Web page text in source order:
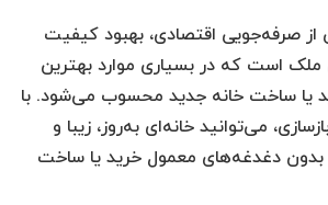
از صرفه‌جویی اقتصادی، بهبود کیفیت
ملک است که در بسیاری موارد بهترین
یا ساخت خانه جدید محسوب می‌شود. با
می‌توانید خانه‌ای به‌روز، زیبا و
بدون دغدغه‌های معمول خرید یا ساخت